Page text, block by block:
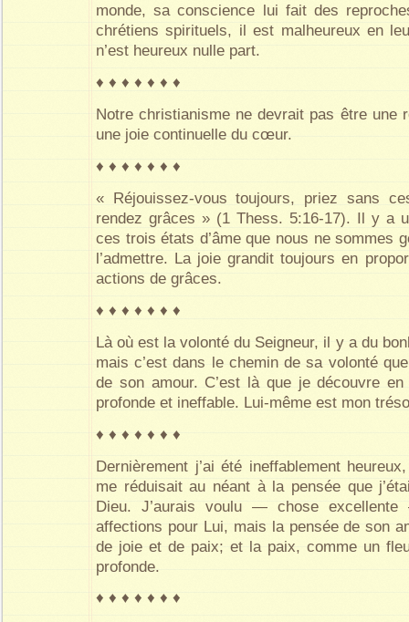
monde, sa conscience lui fait des
chrétiens spirituels, il est malheureux en
n’est heureux nulle part.
♦ ♦ ♦ ♦ ♦ ♦ ♦
Notre christianisme ne devrait pas être une
une joie continuelle du cœur.
♦ ♦ ♦ ♦ ♦ ♦ ♦
« Réjouissez-vous toujours, priez sans
rendez grâces » (1 Thess. 5:16-17). Il y a
ces trois états d’âme que nous ne sommes
l’admettre. La joie grandit toujours en
actions de grâces.
♦ ♦ ♦ ♦ ♦ ♦ ♦
Là où est la volonté du Seigneur, il y a du
mais c’est dans le chemin de sa volonté
de son amour. C’est là que je découvre
profonde et ineffable. Lui-même est mon
♦ ♦ ♦ ♦ ♦ ♦ ♦
Dernièrement j’ai été ineffablement
me réduisait au néant à la pensée que
Dieu. J’aurais voulu — chose
affections pour Lui, mais la pensée de son
de joie et de paix; et la paix, comme un
profonde.
♦ ♦ ♦ ♦ ♦ ♦ ♦